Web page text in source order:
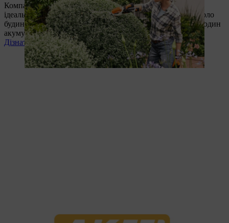
Компактні та зручні пристрої акумуляторної системи AS
ідеально підходять для філігранної роботи в саду та навколо
будинку. Які пристрої входять до системи? Чи підходить один
акумулятор до кожного з них?
Дізнатись більше зараз